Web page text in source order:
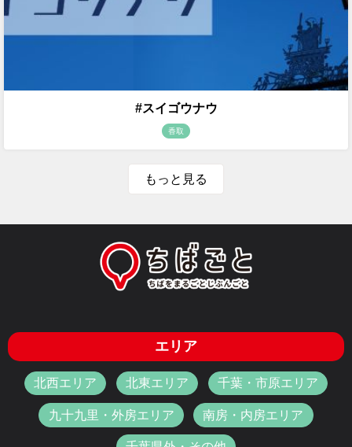
#スイゴウナウ
香取
もっと見る
エリア
北西エリア 北東エリア 千葉・市原エリア
九十九里・外房エリア 南房・内房エリア